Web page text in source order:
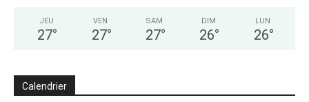
JEU
27°
VEN
27°
SAM
27°
DIM
26°
LUN
26°
Calendrier